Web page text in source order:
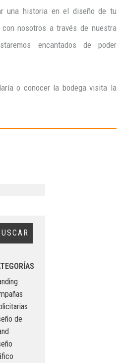
una historia en el diseño de tu
nosotros a través de nuestra
encantados de poder
o conocer la bodega visita la
de